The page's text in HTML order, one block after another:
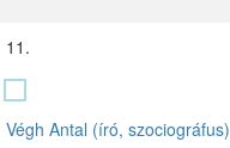
11.
Végh Antal (író, szociográfus)